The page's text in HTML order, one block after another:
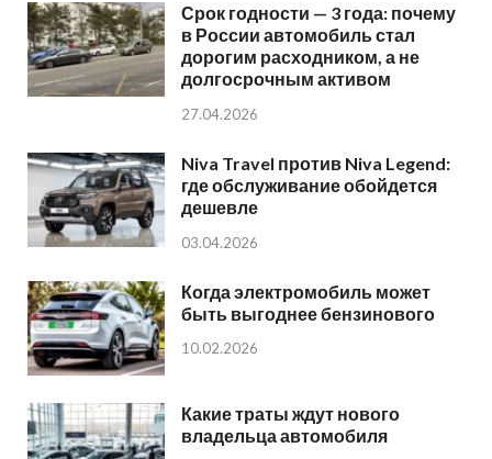
Срок годности — 3 года: почему
в России автомобиль стал
дорогим расходником, а не
долгосрочным активом
27.04.2026
Niva Travel против Niva Legend:
где обслуживание обойдется
дешевле
03.04.2026
Когда электромобиль может
быть выгоднее бензинового
10.02.2026
Какие траты ждут нового
владельца автомобиля